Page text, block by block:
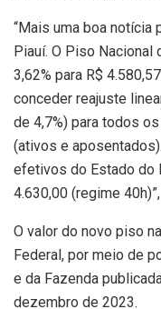
“Mais uma boa
Piauí. O Piso
3,62% para R$
conceder reajuste
de 4,7%) para todos
(ativos e
efetivos do Estado do
4.630,00 (regime
O valor do novo piso
Federal, por meio de
e da Fazenda
dezembro de 2023.